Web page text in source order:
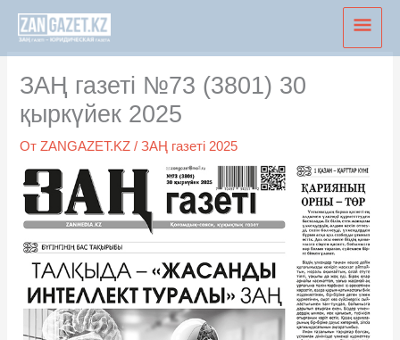
Перейти
содержимому
ЗАҢ газеті №73 (3801) 30
қыркүйек 2025
ОтZANGAZET.KZ/ЗАҢ газеті 2025